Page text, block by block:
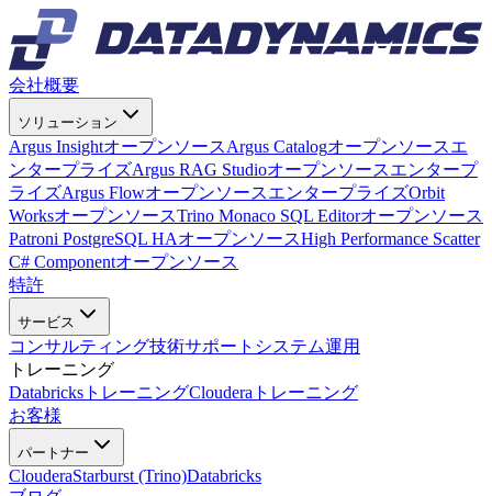
会社概要
ソリューション
Argus InsightオープンソースArgus Catalogオープンソースエ
ンタープライズArgus RAG Studioオープンソースエンタープ
ライズArgus FlowオープンソースエンタープライズOrbit
WorksオープンソースTrino Monaco SQL Editorオープンソース
Patroni PostgreSQL HAオープンソースHigh Performance Scatter
C# Componentオープンソース
特許
サービス
コンサルティング技術サポート システム運用
トレーニング
DatabricksトレーニングClouderaトレーニング
お客様
パートナー
ClouderaStarburst (Trino)Databricks